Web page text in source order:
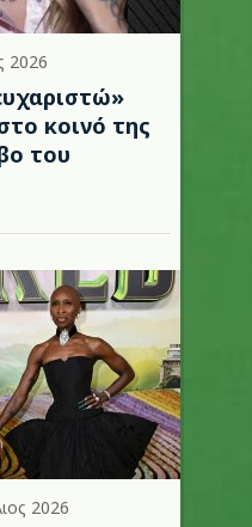
2026
κοινό της
του
2026